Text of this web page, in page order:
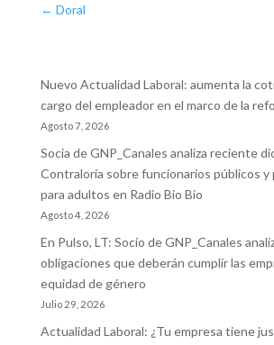
← Doral
Nuevo Actualidad Laboral: aumenta la
cargo del empleador en el marco de la
Agosto 7, 2026
Socia de GNP_Canales analiza reciente
Contraloría sobre funcionarios públicos y
para adultos en Radio Bio Bio
Agosto 4, 2026
En Pulso, LT: Socio de GNP_Canales
obligaciones que deberán cumplir las
equidad de género
Julio 29, 2026
Actualidad Laboral: ¿Tu empresa tiene